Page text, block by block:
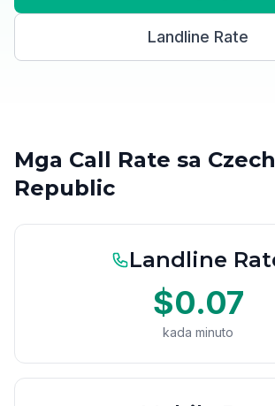
Landline Rate
Mga Call Rate sa Czech
Republic
Landline
$0.07
kada minuto